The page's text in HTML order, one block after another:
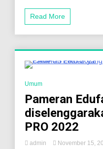
Read More
Umum
Pameran
PRO 2022
admin November 15,